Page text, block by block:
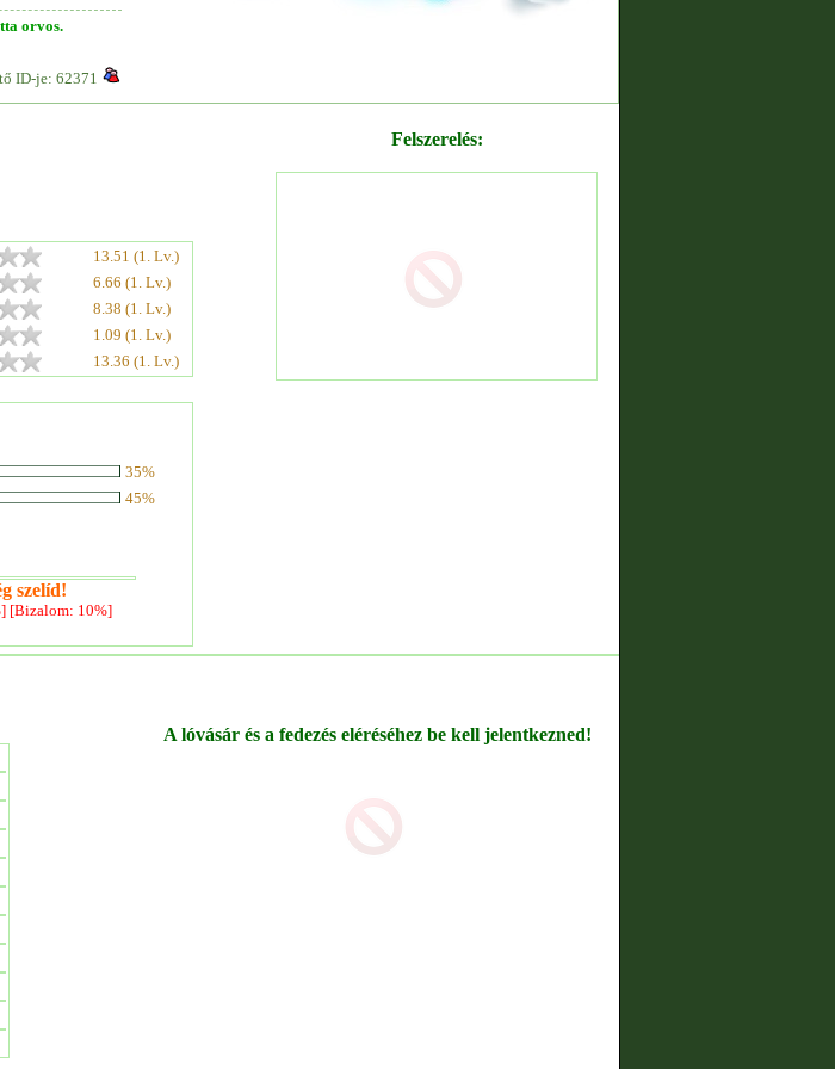
orvos.
ID-je: 62371
13.51 (1. Lv.)
6.66 (1. Lv.)
8.38 (1. Lv.)
1.09 (1. Lv.)
13.36 (1. Lv.)
35%
45%
szelíd!
[Bizalom: 10%]
Felszerelés:
A lóvásár és a fedezés eléréséhez be kell jelentkezned!